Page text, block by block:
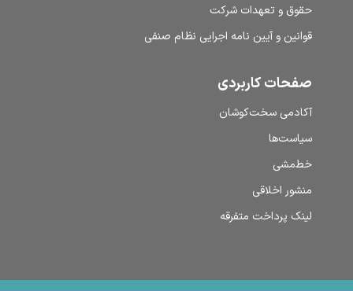
حقوق و تعهدات شرکت
قوانین و آیین نامه اجرایی نظام صنفی
صفحات کاربردی
آکادمی سخت‌کوشان
سیاست‌ها
خط‌مشی
منشور اخلاقی
لینک پرداخت متفرقه